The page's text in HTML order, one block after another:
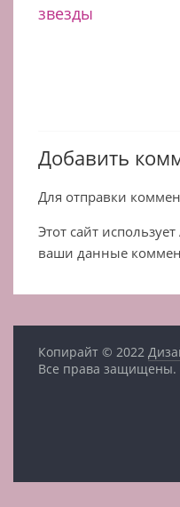
звезды
Добавить
Для отправки
Этот сайт
ваши данные
Копирайт © 2022
Все права защищены.